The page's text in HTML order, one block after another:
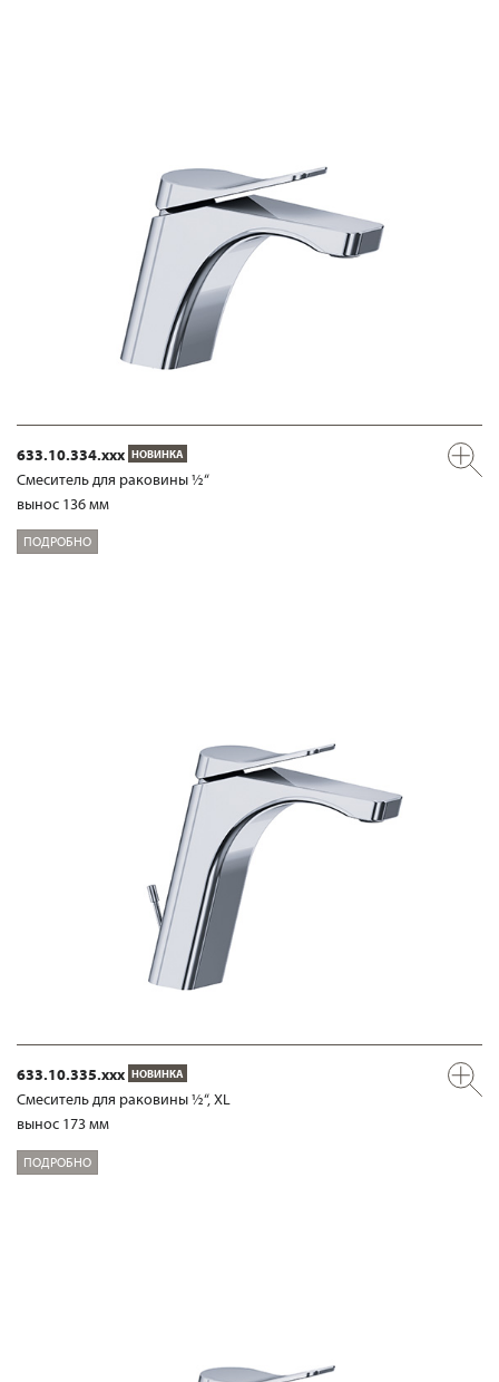
633.10.334.xxx НОВИНКА
Смеситель для раковины ½“
вынос 136 мм
ПОДРОБНО
633.10.335.xxx НОВИНКА
Смеситель для раковины ½“, XL
вынос 173 мм
ПОДРОБНО